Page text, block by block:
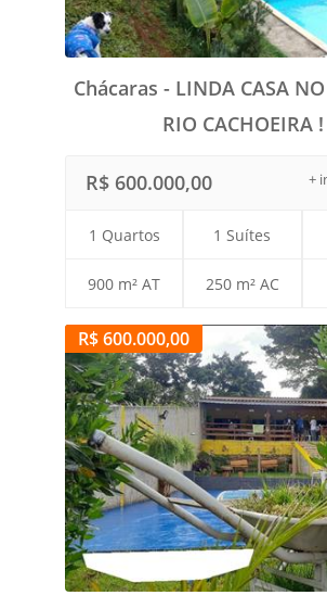
Chácaras - LINDA CASA
RIO CACHOEIRA !
+
R$ 600.000,00
1 Quartos 1 Suítes
900 m² AT 250 m² AC
R$ 600.000,00